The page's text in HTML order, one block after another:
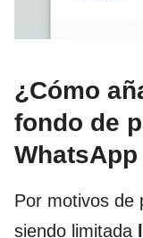
¿Cómo
fondo de
WhatsApp
Por motivos de
siendo limitada